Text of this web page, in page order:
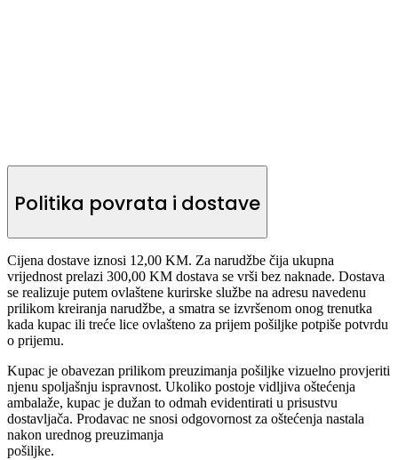
Politika povrata i dostave
Cijena dostave iznosi 12,00 KM. Za narudžbe čija ukupna
vrijednost prelazi 300,00 KM dostava se vrši bez naknade. Dostava
se realizuje putem ovlaštene kurirske službe na adresu navedenu
prilikom kreiranja narudžbe, a smatra se izvršenom onog trenutka
kada kupac ili treće lice ovlašteno za prijem pošiljke potpiše potvrdu
o prijemu.
Kupac je obavezan prilikom preuzimanja pošiljke vizuelno provjeriti
njenu spoljašnju ispravnost. Ukoliko postoje vidljiva oštećenja
ambalaže, kupac je dužan to odmah evidentirati u prisustvu
dostavljača. Prodavac ne snosi odgovornost za oštećenja nastala
nakon urednog preuzimanja
pošiljke.